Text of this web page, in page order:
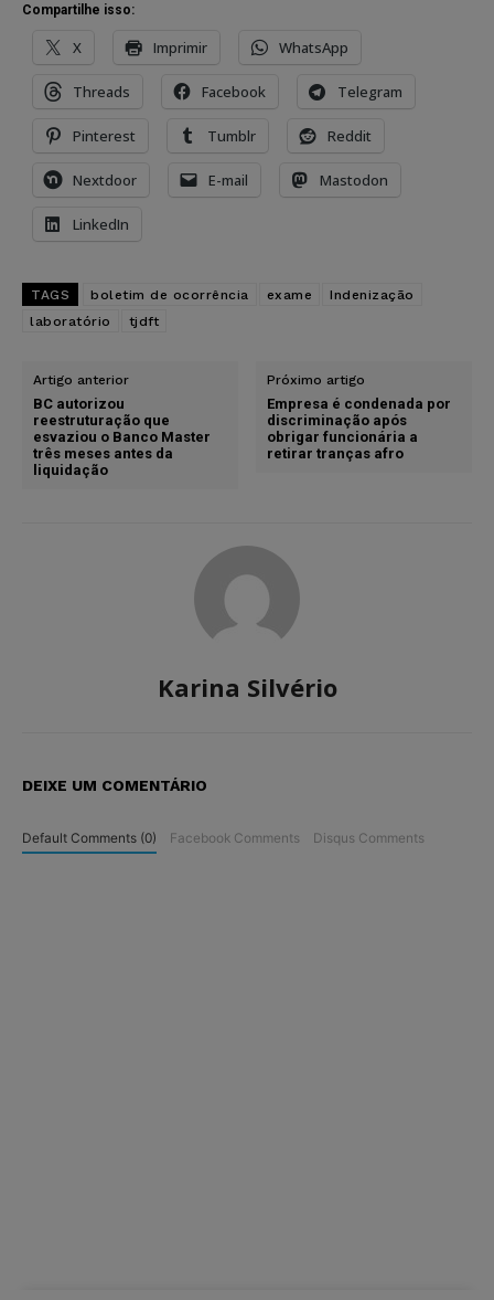
Compartilhe isso:
X Imprimir WhatsApp
Threads Facebook Telegram
Pinterest Tumblr Reddit
Nextdoor E-mail Mastodon
LinkedIn
TAGS boletim de ocorrência exame
Indenização
laboratório
tjdft
Artigo anterior
BC autorizou
reestruturação que
esvaziou o Banco Master
três meses antes da
liquidação
Próximo artigo
Empresa é condenada por
discriminação após
obrigar funcionária a
retirar tranças afro
Karina Silvério
DEIXE UM COMENTÁRIO
Default Comments (0) Facebook Comments Disqus Comments